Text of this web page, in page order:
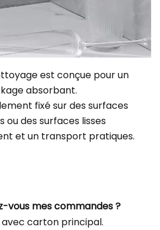
est conçue pour un
absorbant.
fixé sur des surfaces
ou des surfaces lisses
et un transport pratiques.
vous mes commandes ?
carton principal.